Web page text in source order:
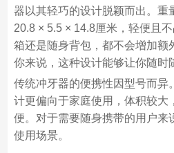
器以其轻巧的设计脱颖而出。重
20.8 × 5.5 × 14.8厘米，轻便且
箱还是随身背包，都不会增加额
你来说，这种设计能够让你随时
传统冲牙器的便携性因型号而异
计更偏向于家庭使用，体积较大
便。对于需要随身携带的用户来
使用场景。